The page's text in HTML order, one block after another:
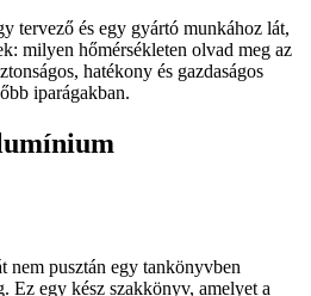
tervező és egy gyártó munkához lát,
milyen hőmérsékleten olvad meg az
hatékony és gazdaságos
iparágakban.
nem pusztán egy tankönyvben
Ez egy kész szakkönyv, amelyet a